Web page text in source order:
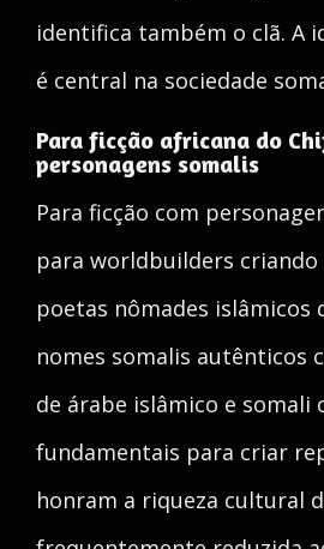
identifica também o clã. A
é central na sociedade
Para ficção africana do
personagens somalis
Para ficção com
para worldbuilders
poetas nômades islâmicos
nomes somalis autênticos
de árabe islâmico e somali
fundamentais para criar
honram a riqueza cultural